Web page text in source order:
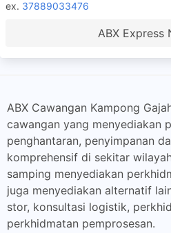
ex. 37889033476
ABX Express
ABX Cawangan Kampong
cawangan yang menyediakan
penghantaran, penyimpanan
komprehensif di sekitar
samping menyediakan
juga menyediakan alternatif
stor, konsultasi logistik,
perkhidmatan pemprosesan.